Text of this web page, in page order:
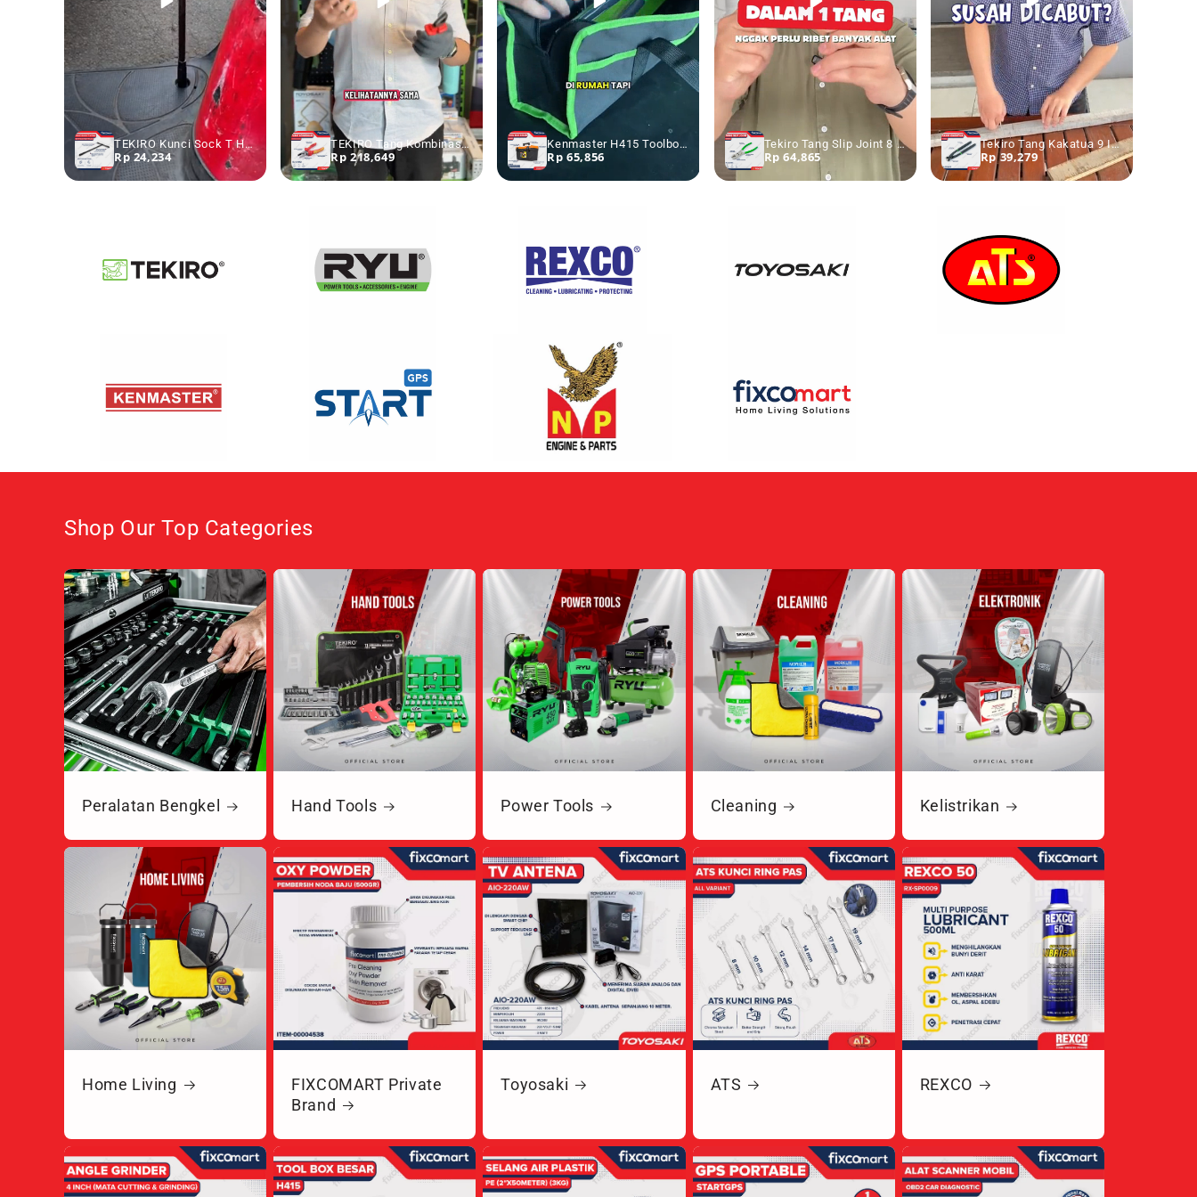
TEKIRO Kunci Sock T Hitam 7 - 19 mm - Kunci Sok T Kunci Shock T
Rp 24,234
TEKIRO Tang Kombinasi Listrik 8 Inch Tang Elektrik
Rp 218,649
Kenmaster H415 Toolbox Besar Kotak Penyimpanan Perkakas
Rp 65,856
Tekiro Tang Slip Joint 8 Inch
Rp 64,865
Tekiro Tang Kakatua 9 Inch Tower Pincer Tang Burung
Rp 39,279
Shop Our Top Categories
Peralatan Bengkel Hand Tools Power Tools Cleaning Kelistrikan
Home Living
FIXCOMART Private
Brand
Toyosaki ATS REXCO